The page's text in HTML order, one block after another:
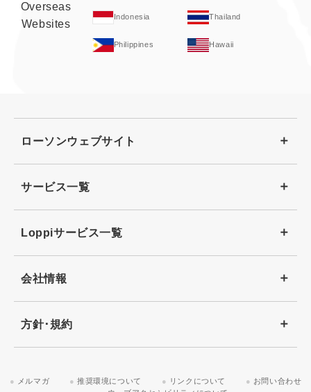
Overseas
Websites
Indonesia Thailand
Philippines Hawaii
ローソンウェブサイト
サービス一覧
Loppiサービス一覧
会社情報
方針･規約
メルマガ 推奨環境について リンクについて
お問い合わせ